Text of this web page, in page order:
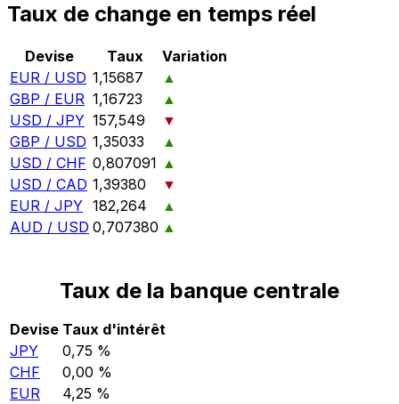
Taux de change en temps réel
Devise Taux
Variation
EUR / USD 1,15687
▲
GBP / EUR 1,16723
▲
USD / JPY 157,549
▼
GBP / USD 1,35033
▲
USD / CHF 0,807091 ▲
USD / CAD 1,39380
▼
EUR / JPY 182,264
▲
AUD / USD 0,707380 ▲
Taux de la banque centrale
Devise Taux d'intérêt
JPY
0,75 %
CHF
0,00 %
EUR
4,25 %